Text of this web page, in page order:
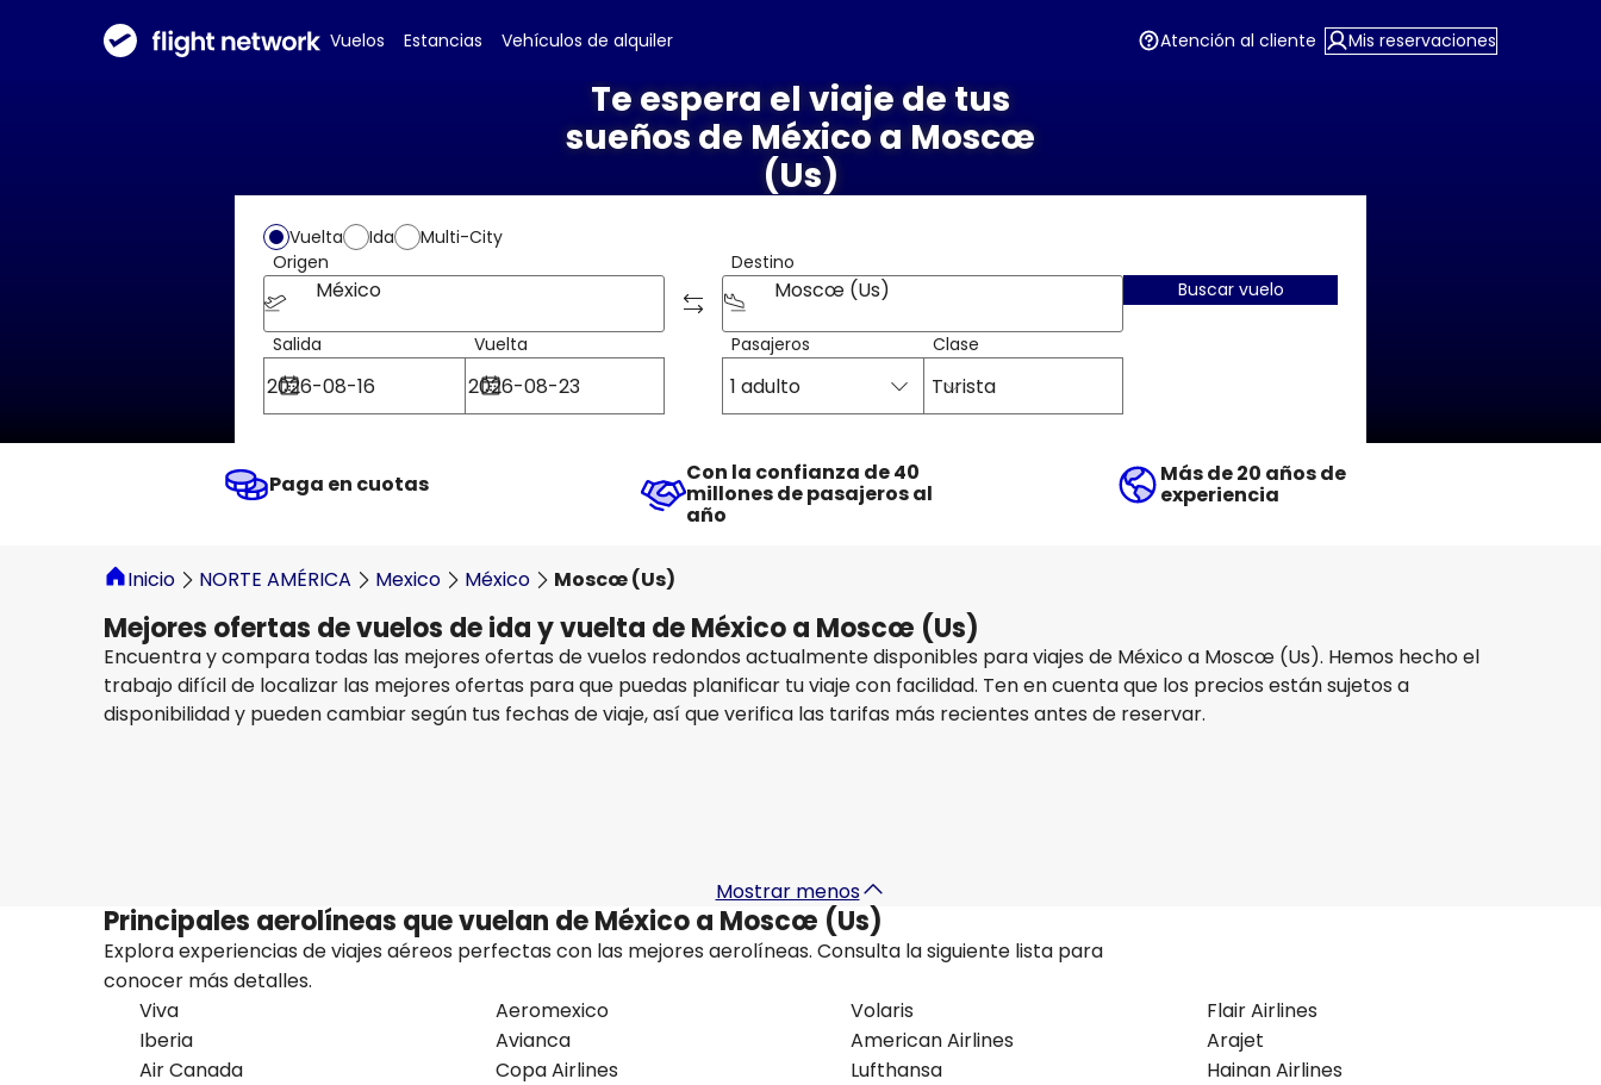
Vuelos Estancias Vehículos de alquiler Atención al cliente Mis reservaciones
Te espera el viaje de tus
sueños de México a Moscœ
(Us)
Vuelta Ida
Multi-City
Origen
México
Destino
Moscœ (Us)
Salida Vuelta Pasajeros
1 adulto
Clase
Turista
Buscar vuelo
Paga en cuotas Con la confianza de 40
millones de pasajeros al
año
Más de 20 años de
experiencia
Inicio NORTE AMÉRICA Mexico México Moscœ (Us)
Mejores ofertas de vuelos de ida y vuelta de México a Moscœ (Us)
Encuentra y compara todas las mejores ofertas de vuelos redondos actualmente disponibles para viajes de México a Moscœ (Us). Hemos hecho el
trabajo difícil de localizar las mejores ofertas para que puedas planificar tu viaje con facilidad. Ten en cuenta que los precios están sujetos a
disponibilidad y pueden cambiar según tus fechas de viaje, así que verifica las tarifas más recientes antes de reservar.
Mostrar menos
Principales aerolíneas que vuelan de México a Moscœ (Us)
Explora experiencias de viajes aéreos perfectas con las mejores aerolíneas. Consulta la siguiente lista para
conocer más detalles.
Viva
Aeromexico Volaris
Flair Airlines
Iberia
Avianca American Airlines
Arajet
Air Canada
Copa Airlines Lufthansa
Hainan Airlines